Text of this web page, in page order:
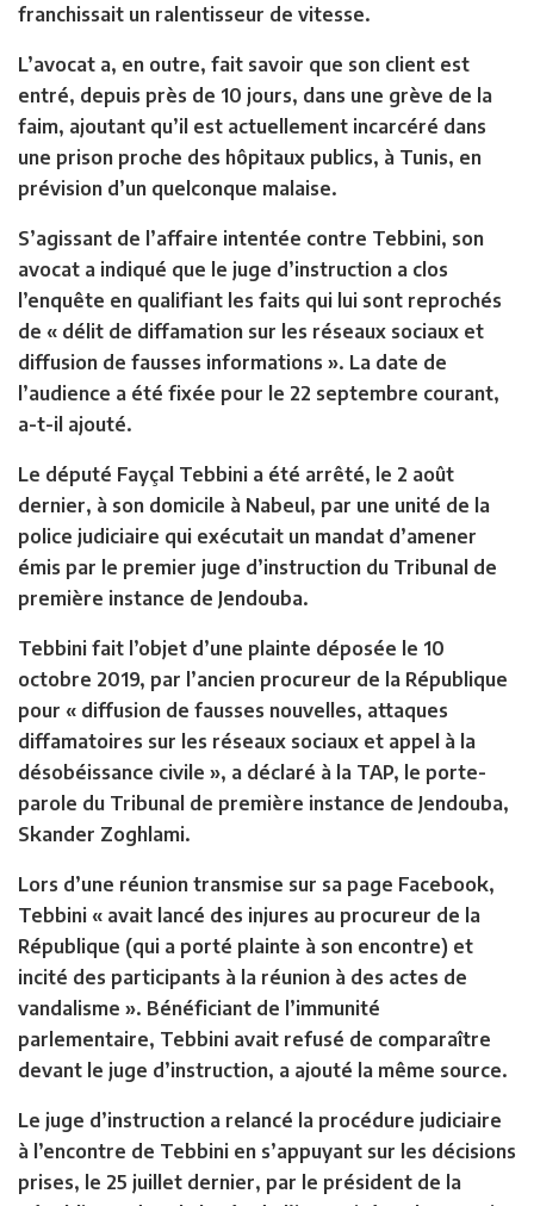
franchissait un ralentisseur de vitesse.
L’avocat a, en outre, fait savoir que son client est
entré, depuis près de 10 jours, dans une grève de la
faim, ajoutant qu’il est actuellement incarcéré dans
une prison proche des hôpitaux publics, à Tunis, en
prévision d’un quelconque malaise.
S’agissant de l’affaire intentée contre Tebbini, son
avocat a indiqué que le juge d’instruction a clos
l’enquête en qualifiant les faits qui lui sont reprochés
de « délit de diffamation sur les réseaux sociaux et
diffusion de fausses informations ». La date de
l’audience a été fixée pour le 22 septembre courant,
a-t-il ajouté.
Le député Fayçal Tebbini a été arrêté, le 2 août
dernier, à son domicile à Nabeul, par une unité de la
police judiciaire qui exécutait un mandat d’amener
émis par le premier juge d’instruction du Tribunal de
première instance de Jendouba.
Tebbini fait l’objet d’une plainte déposée le 10
octobre 2019, par l’ancien procureur de la République
pour « diffusion de fausses nouvelles, attaques
diffamatoires sur les réseaux sociaux et appel à la
désobéissance civile », a déclaré à la TAP, le porte-
parole du Tribunal de première instance de Jendouba,
Skander Zoghlami.
Lors d’une réunion transmise sur sa page Facebook,
Tebbini « avait lancé des injures au procureur de la
République (qui a porté plainte à son encontre) et
incité des participants à la réunion à des actes de
vandalisme ». Bénéficiant de l’immunité
parlementaire, Tebbini avait refusé de comparaître
devant le juge d’instruction, a ajouté la même source.
Le juge d’instruction a relancé la procédure judiciaire
à l’encontre de Tebbini en s’appuyant sur les décisions
prises, le 25 juillet dernier, par le président de la